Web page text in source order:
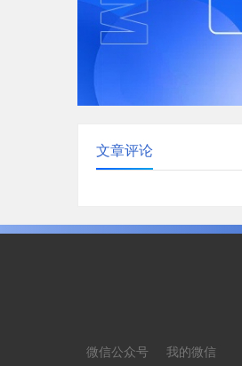
文章评论
微信公众号 我的微信